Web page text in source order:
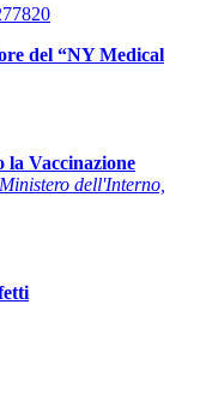
del “NY Medical
Vaccinazione
dell'Interno,